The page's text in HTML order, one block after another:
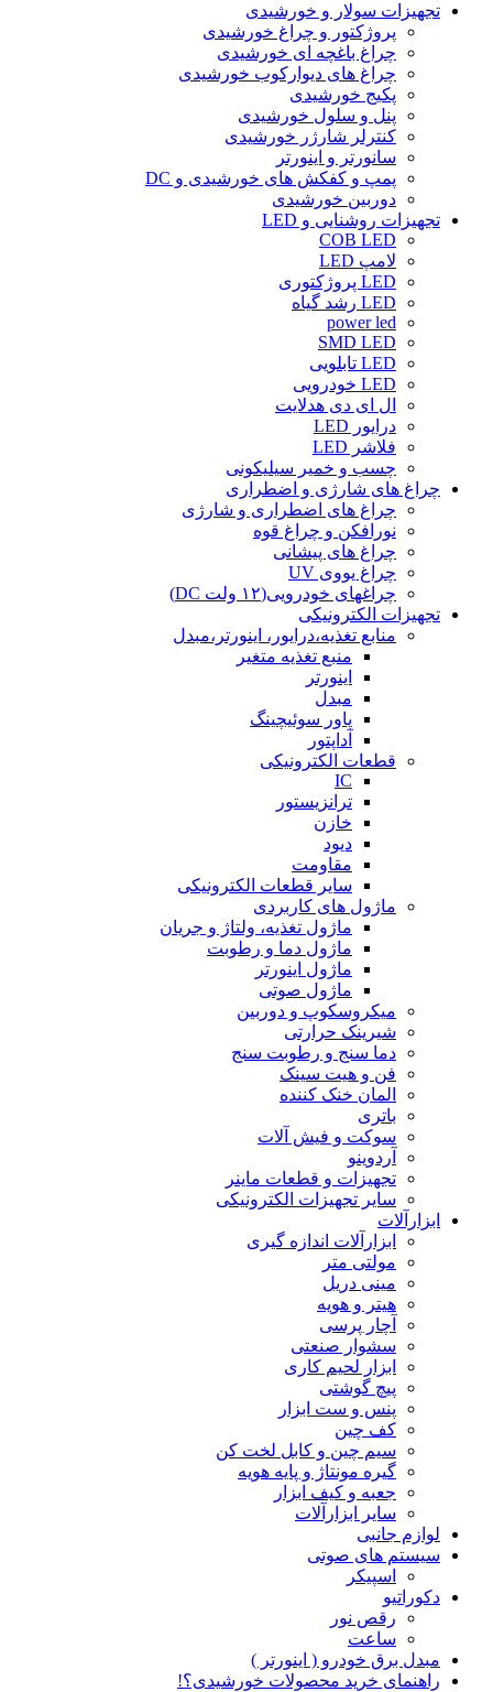
تجهیزات سولار و خورشیدی
پروژکتور و چراغ خورشیدی
چراغ باغچه ای خورشیدی
چراغ های دیوارکوب خورشیدی
پکیج خورشیدی
پنل و سلول خورشیدی
کنترلر شارژر خورشیدی
سانورتر و اینورتر
پمپ و کفکش های خورشیدی و DC
دوربین خورشیدی
تجهیزات روشنایی و LED
COB LED
لامپ LED
LED پروژکتوری
LED رشد گیاه
power led
SMD LED
LED تابلویی
LED خودرویی
ال ای دی هدلایت
درایور LED
فلاشر LED
چسب و خمیر سیلیکونی
چراغ های شارژی و اضطراری
چراغ های اضطراری و شارژی
نورافکن و چراغ قوه
چراغ های پیشانی
چراغ یووی UV
چراغهای خودرویی(۱۲ ولت DC)
تجهیزات الکترونیکی
منابع تغذیه،درایور، اینورتر،مبدل
منبع تغذیه متغیر
اینورتر
مبدل
پاور سوئیچینگ
آداپتور
قطعات الکترونیکی
IC
ترانزیستور
خازن
دیود
مقاومت
سایر قطعات الکترونیکی
ماژول های کاربردی
ماژول تغذیه، ولتاژ و جریان
ماژول دما و رطوبت
ماژول اینورتر
ماژول صوتی
میکروسکوپ و دوربین
شیرینک حرارتی
دما سنج و رطوبت سنج
فن و هیت سینک
المان خنک کننده
باتری
سوکت و فیش آلات
آردوینو
تجهیزات و قطعات ماینر
سایر تجهیزات الکترونیکی
ابزارآلات
ابزارآلات اندازه گیری
مولتی متر
مینی دریل
هیتر و هویه
آچار پرسی
سشوار صنعتی
ابزار لحیم کاری
پیچ گوشتی
پنس و ست ابزار
کف چین
سیم چین و کابل لخت کن
گیره مونتاژ و پایه هویه
جعبه و کیف ابزار
سایر ابزارآلات
لوازم جانبی
سیستم های صوتی
اسپیکر
دکوراتیو
رقص نور
ساعت
مبدل برق خودرو ( اینورتر )
راهنمای خرید محصولات خورشیدی؟!